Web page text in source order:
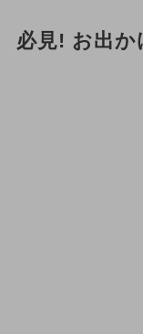
必見! お出か